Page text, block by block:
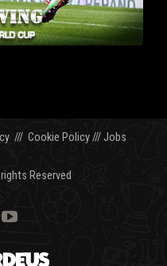
/// Cookie Policy///Jobs
Reserved